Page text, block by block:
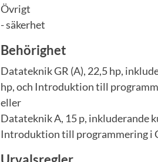
Övrigt
- säkerhet
Behörighet
Datateknik GR (A), 22,5 hp,
hp, och Introduktion till
eller
Datateknik A, 15 p, inkluderande
Introduktion till programmering i